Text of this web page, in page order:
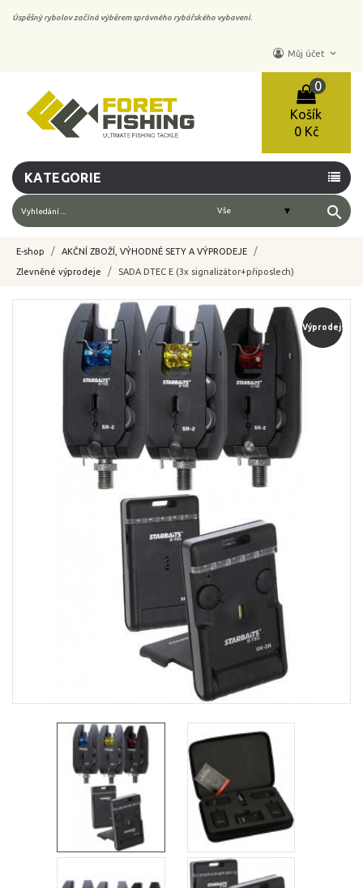
Úspěšný rybolov začíná výběrem správného rybářského vybavení.
Můj účet keyboard_arrow_down
Košík
0
0 Kč
KATEGORIE
search
E-shop AKČNÍ ZBOŽÍ, VÝHODNÉ SETY A VÝPRODEJE
Zlevněné výprodeje SADA DTEC E (3x signalizátor+připoslech)
Výprodej!